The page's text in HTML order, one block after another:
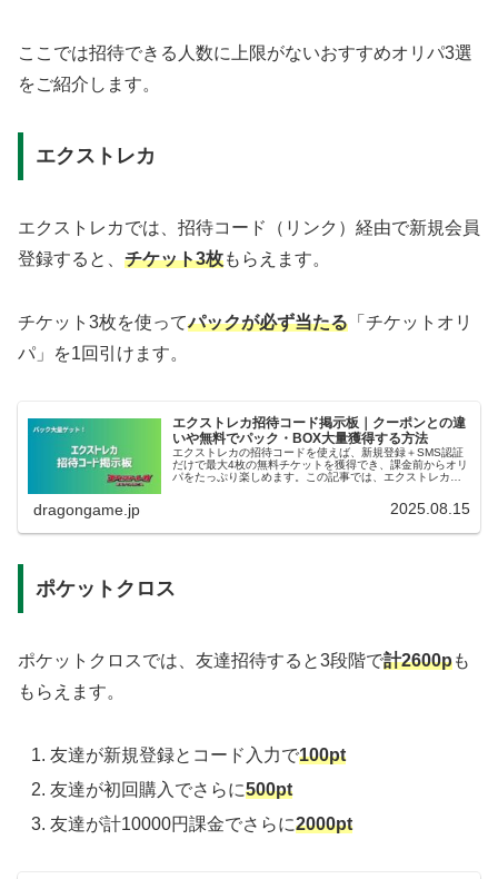
ここでは招待できる人数に上限がないおすすめオリパ3選
をご紹介します。
エクストレカ
エクストレカでは、招待コード（リンク）経由で新規会員
登録すると、 チケット3枚もらえます。
チケット3枚を使ってパックが必ず当たる 「チケットオリ
パ」を1回引けます。
エクストレカ招待コード掲示板｜クーポンとの違
いや無料でパック・BOX大量獲得する方法
エクストレカの招待コードを使えば、新規登録＋SMS認証
だけで最大4枚の無料チケットを獲得でき、課金前からオリ
パをたっぷり楽しめます。この記事では、エクストレカ招
dragongame.jp 2025.08.15
ポケットクロス
ポケットクロスでは、友達招待すると3段階で計2600pも
もらえます。
友達が新規登録とコード入力で100pt
友達が初回購入でさらに500pt
友達が計10000円課金でさらに2000pt